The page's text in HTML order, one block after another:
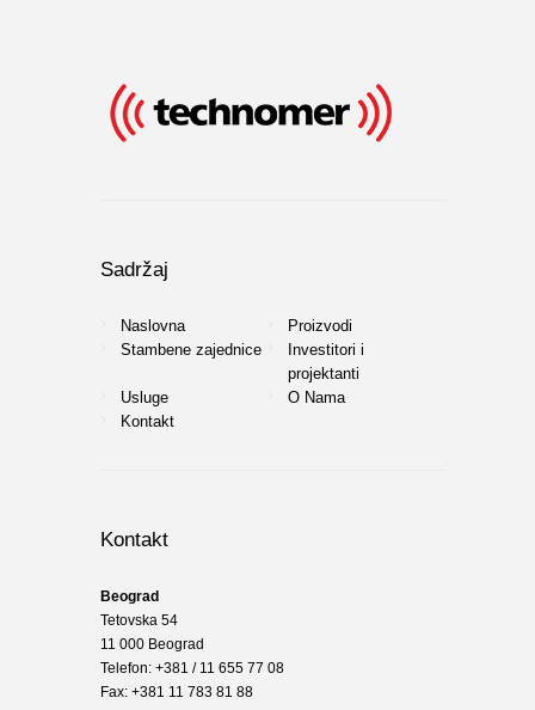
Sadržaj
Naslovna
Proizvodi
Stambene zajednice
Investitori i
projektanti
Usluge
O Nama
Kontakt
Kontakt
Beograd
Tetovska 54
11 000 Beograd
Telefon: +381 / 11 655 77 08
Fax: +381 11 783 81 88